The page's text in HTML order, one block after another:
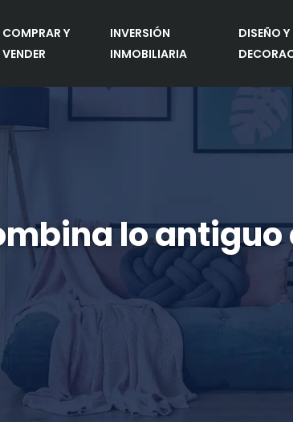
COMPRAR Y
VENDER
INVERSIÓN
INMOBILIARIA
DISEÑO Y
lo antiguo